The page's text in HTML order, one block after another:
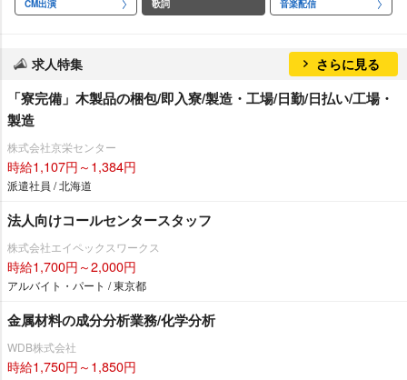
CM出演 歌詞 音楽配信
求人特集 さらに見る
「寮完備」木製品の梱包/即入寮/製造・工場/日勤/日払い/工場・
製造
株式会社京栄センター
時給1,107円～1,384円
派遣社員 / 北海道
法人向けコールセンタースタッフ
株式会社エイペックスワークス
時給1,700円～2,000円
アルバイト・パート / 東京都
金属材料の成分分析業務/化学分析
WDB株式会社
時給1,750円～1,850円